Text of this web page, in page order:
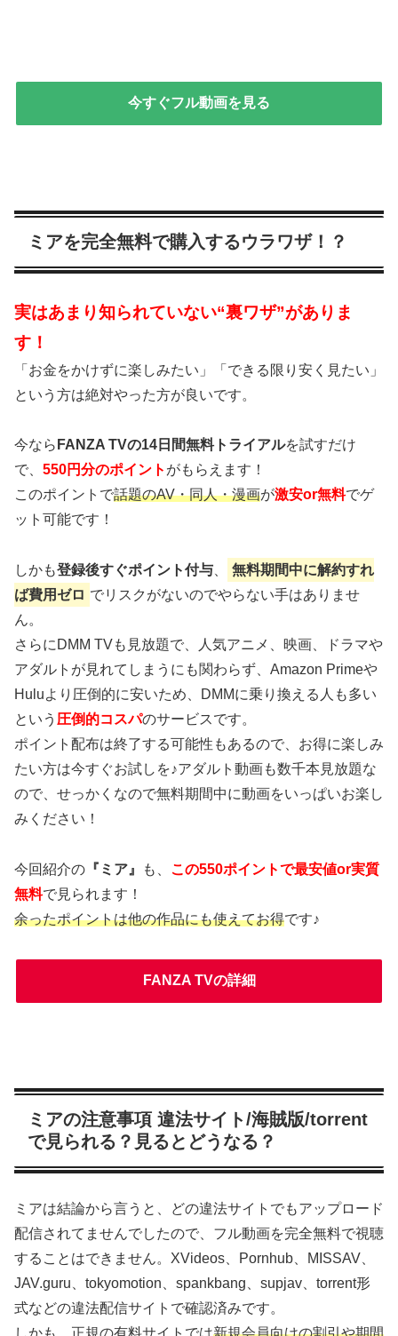
今すぐフル動画を見る
ミアを完全無料で購入するウラワザ！？
実はあまり知られていない“裏ワザ”がありま
す！
「お金をかけずに楽しみたい」「できる限り安く見たい」
という方は絶対やった方が良いです。
今なら FANZA TVの14日間無料トライアルを試すだけ
で、 550円分のポイント がもらえます！
このポイントで話題のAV・同人・漫画が激安or無料でゲ
ット可能です！
しかも登録後すぐポイント付与
無料期間中に解約すれ
ば費用ゼロ でリスクがないのでやらない手はありませ
ん。
さらにDMM TVも見放題で、人気アニメ、映画、ドラマや
アダルトが見れてしまうにも関わらず、Amazon Primeや
Huluより圧倒的に安いため、DMMに乗り換える人も多い
という 圧倒的コスパのサービスです。
ポイント配布は終了する可能性もあるので、お得に楽しみ
たい方は今すぐお試しを♪アダルト動画も数千本見放題な
ので、せっかくなので無料期間中に動画をいっぱいお楽し
みください！
今回紹介の 『ミア』 も、 この550ポイントで最安値or実質
無料で見られます！
余ったポイントは他の作品にも使えてお得です♪
FANZA TVの詳細
ミアの注意事項 違法サイト/海賊版/torrent
で見られる？見るとどうなる？
ミアは結論から言うと、どの違法サイトでもアップロード
配信されてませんでしたので、フル動画を完全無料で視聴
することはできません。XVideos、Pornhub、MISSAV、
JAV.guru、tokyomotion、spankbang、supjav、torrent形
式などの違法配信サイトで確認済みです。